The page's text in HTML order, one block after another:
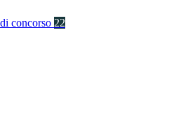
concorso 22